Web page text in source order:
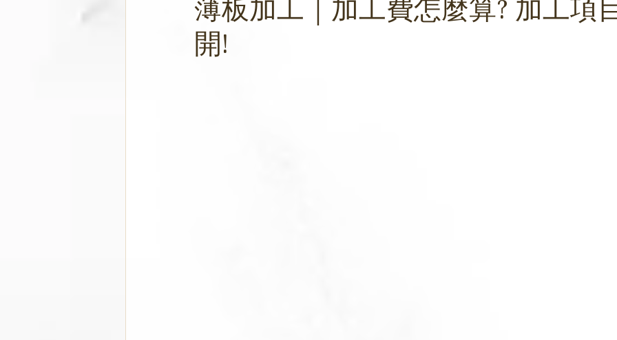
薄板加工｜加工費怎麼算? 加工項
開!